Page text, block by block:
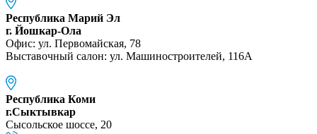
Республика Марий Эл
г. Йошкар-Ола
Офис: ул. Первомайская, 78
Выставочный салон: ул. Машиностроителей, 116A
Республика Коми
г.Сыктывкар
Сысольское шоссе, 20